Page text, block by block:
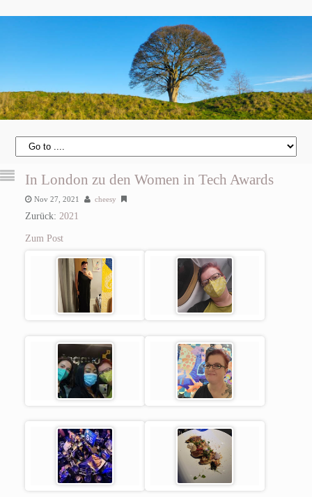
In London zu den Women in Tech Awards
Nov 27, 2021 cheesy
Zurück: 2021
Zum Post